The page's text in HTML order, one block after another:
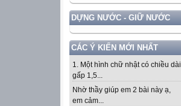
DỰNG NƯỚC - GIỮ NƯỚC
CÁC Ý KIẾN MỚI NHẤT
1. Một hình chữ nhật có chiều dài
gấp 1,5...
Nhờ thầy giúp em 2 bài này ạ,
em cảm...